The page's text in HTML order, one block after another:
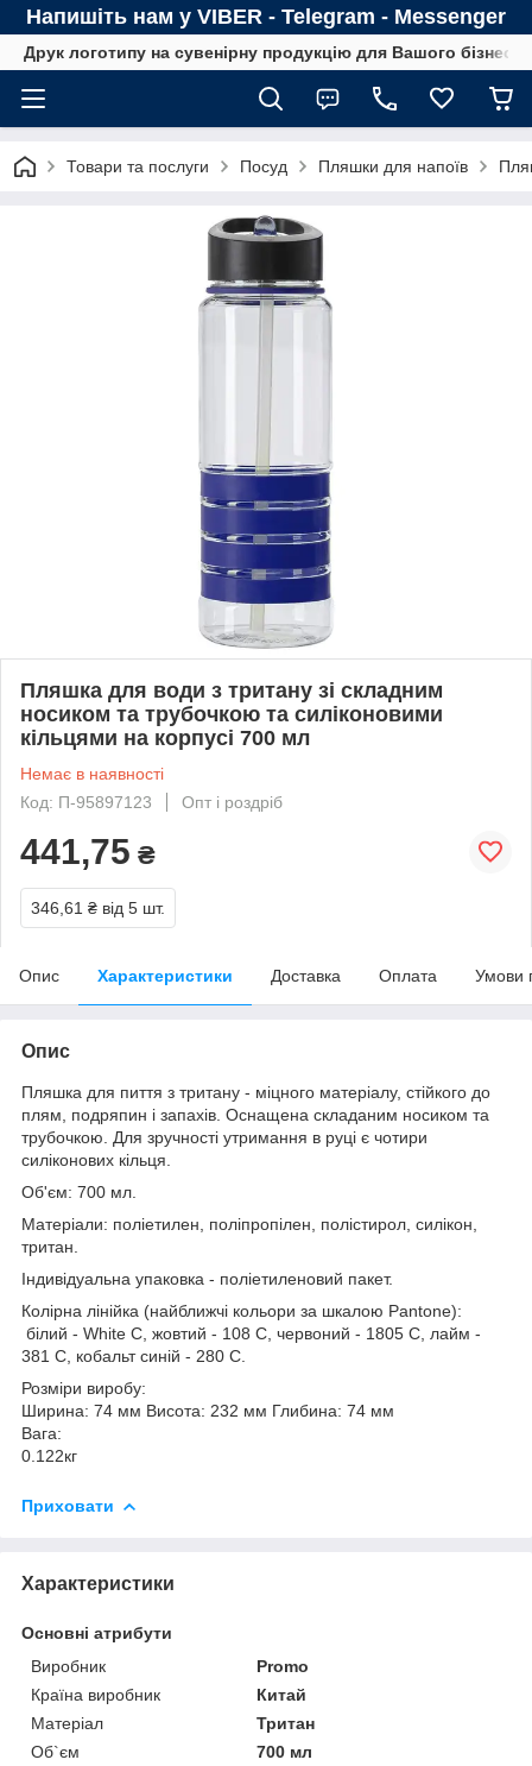
Напишіть нам у VIBER - Telegram - Messenger
Друк логотипу на сувенірну продукцію для Вашого бізнесу
Товари та послуги Посуд Пляшки для напоїв
Пляшка для води з тритану зі складним
носиком та трубочкою та силіконовими
кільцями на корпусі 700 мл
Немає в наявності
Код: П-95897123
Опт і роздріб
441,75 ₴
346,61 ₴ від 5 шт.
Опис Характеристики Доставка Оплата Умови
Опис
Пляшка для пиття з тритану - міцного матеріалу, стійкого до
плям, подряпин і запахів. Оснащена складаним носиком та
трубочкою. Для зручності утримання в руці є чотири
силіконових кільця.
Об'єм: 700 мл.
Матеріали: поліетилен, поліпропілен, полістирол, силікон,
тритан.
Індивідуальна упаковка - поліетиленовий пакет.
Колірна лінійка (найближчі кольори за шкалою Pantone):
білий - White C, жовтий - 108 C, червоний - 1805 C, лайм -
381 C, кобальт синій - 280 C.
Розміри виробу:
Ширина: 74 мм Висота: 232 мм Глибина: 74 мм
Вага:
0.122кг
Приховати
Характеристики
Основні атрибути
Виробник
Promo
Країна виробник
Китай
Матеріал
Тритан
Об`єм
700 мл